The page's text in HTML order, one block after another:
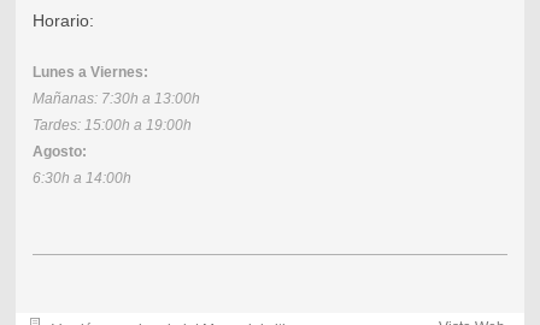
Horario:
Lunes a Viernes:
Mañanas: 7:30h a 13:00h
Tardes: 15:00h a 19:00h
Agosto:
6:30h a 14:00h